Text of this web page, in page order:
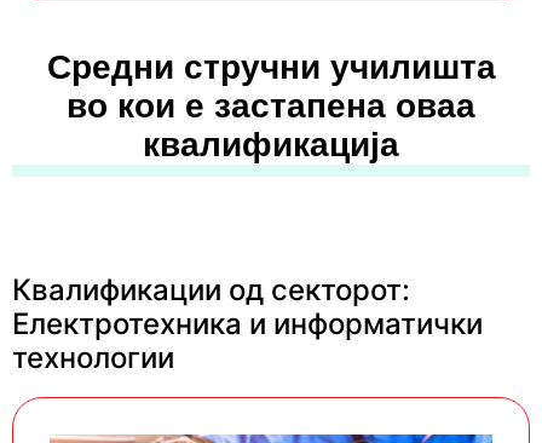
Средни стручни училишта
во кои е застапена оваа
квалификација
Квалификации од секторот:
Електротехника и информатички
технологии